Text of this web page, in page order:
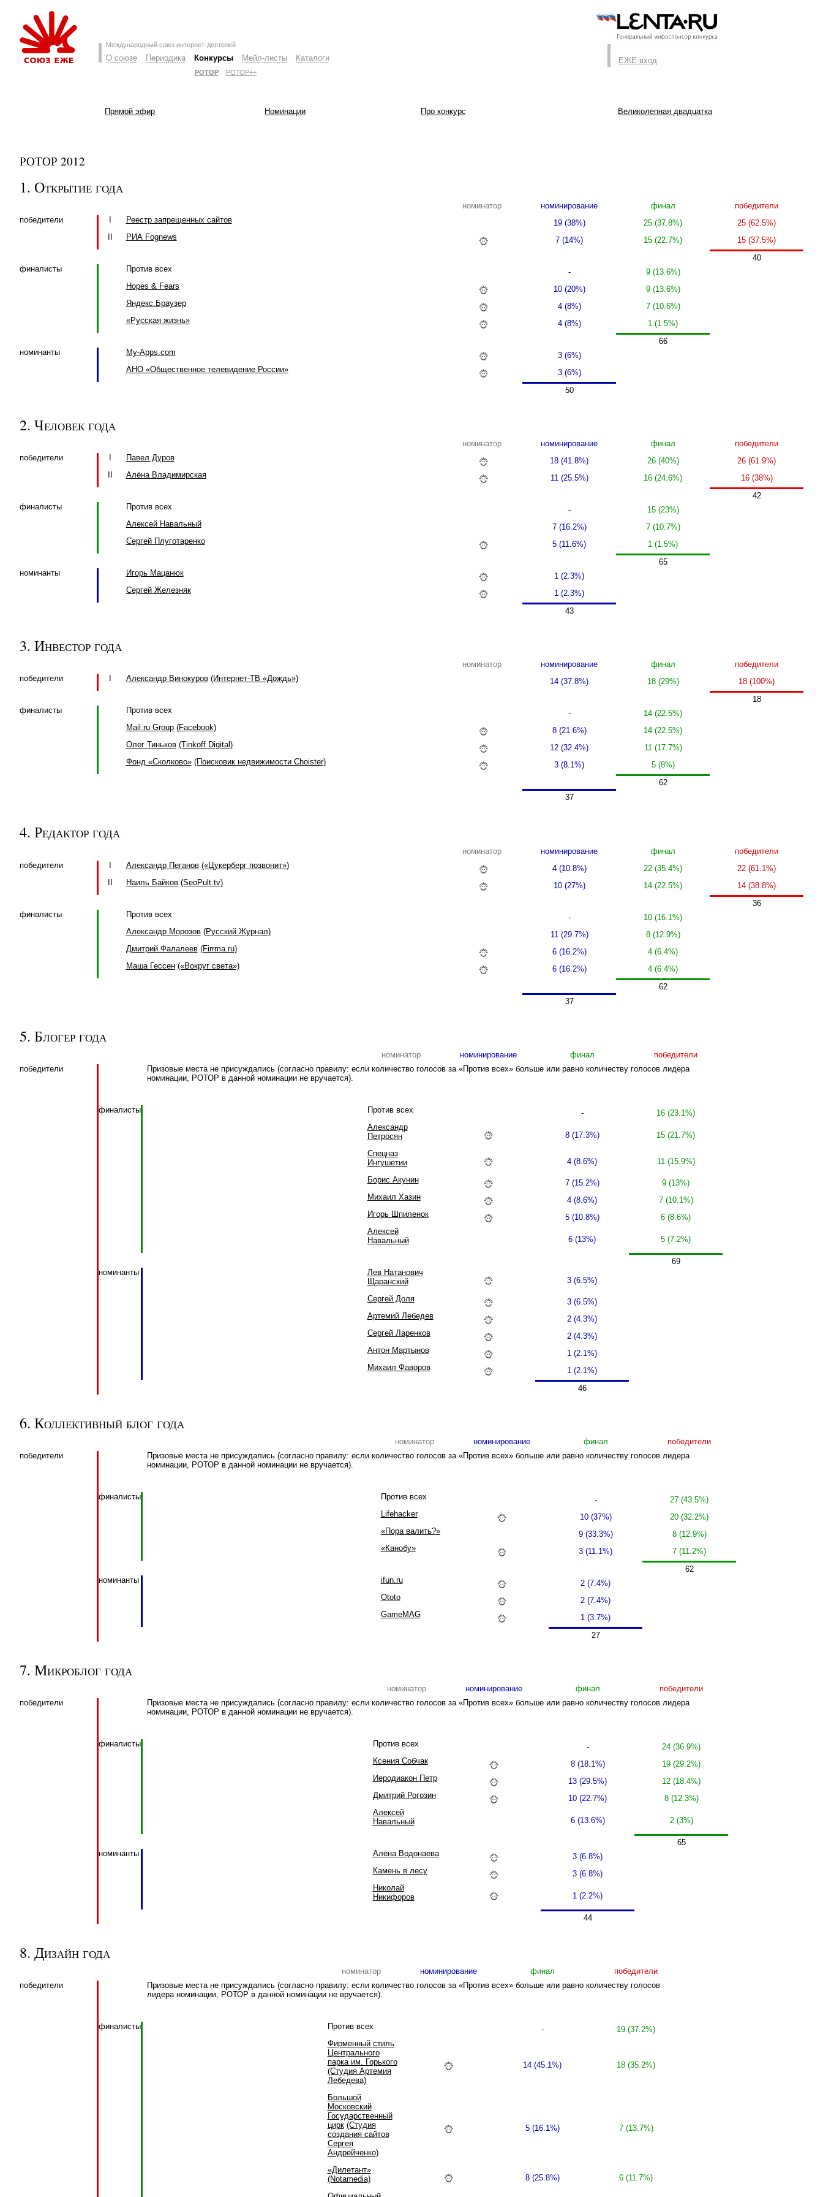
Международный союз интернет-деятелей
О союзе Периодика Конкурсы Мейл-листы Каталоги
РОТОР РОТОР++
ЕЖЕ-вход
Прямой эфир Номинации Про конкурс Великолепная двадцатка
РОТОР 2012
1. Открытие года
номинатор номинирование финал победители
победители Реестр запрещенных сайтов 19 (38%) 25 (37.8%) 25 (62.5%)
РИА Fognews 7 (14%) 15 (22.7%) 15 (37.5%)
40
финалисты
Против всех - 9 (13.6%)
Hopes & Fears 10 (20%) 9 (13.6%)
Яндекс.Браузер 4 (8%) 7 (10.6%)
«Русская жизнь» 4 (8%) 1 (1.5%)
66
номинанты
My-Apps.com 3 (6%)
АНО «Общественное телевидение России» 3 (6%)
50
2. Человек года
номинатор номинирование финал победители
победители Павел Дуров 18 (41.8%) 26 (40%) 26 (61.9%)
Алёна Владимирская 11 (25.5%) 16 (24.6%) 16 (38%)
42
финалисты
Против всех - 15 (23%)
Алексей Навальный 7 (16.2%) 7 (10.7%)
Сергей Плуготаренко 5 (11.6%) 1 (1.5%)
65
номинанты
Игорь Мацанюк 1 (2.3%)
Сергей Железняк 1 (2.3%)
43
3. Инвестор года
номинатор номинирование финал победители
победители Александр Винокуров (Интернет-ТВ «Дождь») 14 (37.8%) 18 (29%) 18 (100%)
18
финалисты
Против всех - 14 (22.5%)
Mail.ru Group (Facebook) 8 (21.6%) 14 (22.5%)
Олег Тиньков (Tinkoff Digital) 12 (32.4%) 11 (17.7%)
Фонд «Сколково» (Поисковик недвижимости Choister) 3 (8.1%) 5 (8%)
62
37
4. Редактор года
номинатор номинирование финал победители
победители I Александр Пеганов («Цукерберг позвонит») 4 (10.8%) 22 (35.4%) 22 (61.1%)
II Наиль Байков (SeoPult.tv) 10 (27%) 14 (22.5%) 14 (38.8%)
36
финалисты
Против всех - 10 (16.1%)
Александр Морозов (Русский Журнал) 11 (29.7%) 8 (12.9%)
Дмитрий Фалалеев (Firrma.ru) 6 (16.2%) 4 (6.4%)
Маша Гессен («Вокруг света») 6 (16.2%) 4 (6.4%)
62
37
5. Блогер года
номинатор номинирование финал победители
победители
Призовые места не присуждались (согласно правилу: если количество голосов за «Против всех» больше или равно количеству голосов лидера
номинации, РОТОР в данной номинации не вручается).
финалисты Против всех - 16 (23.1%)
Александр
Петросян
8 (17.3%) 15 (21.7%)
Спецназ
Ингушетии
4 (8.6%) 11 (15.9%)
Борис Акунин 7 (15.2%) 9 (13%)
Михаил Хазин 4 (8.6%) 7 (10.1%)
Игорь Шпиленок 5 (10.8%) 6 (8.6%)
Алексей
Навальный
6 (13%) 5 (7.2%)
69
номинанты
Лев Натанович
Щаранский
3 (6.5%)
Сергей Доля 3 (6.5%)
Артемий Лебедев 2 (4.3%)
Сергей Ларенков 2 (4.3%)
Антон Мартынов 1 (2.1%)
Михаил Фаворов 1 (2.1%)
46
6. Коллективный блог года
номинатор номинирование финал победители
победители
Призовые места не присуждались (согласно правилу: если количество голосов за «Против всех» больше или равно количеству голосов лидера
номинации, РОТОР в данной номинации не вручается).
финалисты Против всех - 27 (43.5%)
Lifehacker 10 (37%) 20 (32.2%)
«Пора валить?» 9 (33.3%) 8 (12.9%)
«Канобу» 3 (11.1%) 7 (11.2%)
62
номинанты
ifun.ru 2 (7.4%)
Ototo 2 (7.4%)
GameMAG 1 (3.7%)
27
7. Микроблог года
номинатор номинирование финал победители
победители
Призовые места не присуждались (согласно правилу: если количество голосов за «Против всех» больше или равно количеству голосов лидера
номинации, РОТОР в данной номинации не вручается).
финалисты Против всех - 24 (36.9%)
Ксения Собчак 8 (18.1%) 19 (29.2%)
Иеродиакон Петр 13 (29.5%) 12 (18.4%)
Дмитрий Рогозин 10 (22.7%) 8 (12.3%)
Алексей
Навальный
6 (13.6%) 2 (3%)
65
номинанты
Алёна Водонаева 3 (6.8%)
Камень в лесу 3 (6.8%)
Николай
Никифоров
1 (2.2%)
44
8. Дизайн года
номинатор номинирование финал победители
победители
Призовые места не присуждались (согласно правилу: если количество голосов за «Против всех» больше или равно количеству голосов
лидера номинации, РОТОР в данной номинации не вручается).
финалисты Против всех - 19 (37.2%)
Фирменный стиль
Центрального
парка им. Горького
(Студия Артемия
Лебедева)
14 (45.1%) 18 (35.2%)
Большой
Московский
Государственный
цирк (Студия
создания сайтов
Сергея
Андрейченко)
5 (16.1%) 7 (13.7%)
«Дилетант»
(Notamedia)
8 (25.8%) 6 (11.7%)